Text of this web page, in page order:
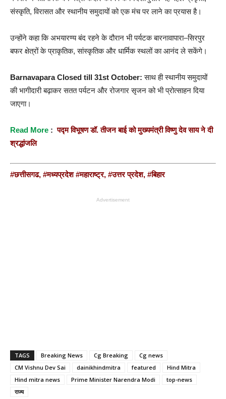
संस्कृति, विरासत और स्थानीय समुदायों को एक मंच पर लाने का प्रयास है।
उन्होंने कहा कि अभयारण्य बंद रहने के दौरान भी पर्यटक बारनावापारा–सिरपुर
बफर क्षेत्रों के प्राकृतिक, सांस्कृतिक और धार्मिक स्थलों का आनंद ले सकेंगे।
Barnavapara Closed till 31st October:साथ ही स्थानीय समुदायों
की भागीदारी बढ़ाकर सतत पर्यटन और रोजगार सृजन को भी प्रोत्साहन दिया
जाएगा।
Read More :पद्म विभूषण डॉ. तीजन बाई को मुख्यमंत्री विष्णु देव साय ने दी
श्रद्धांजलि
#छत्तीसगढ, #मध्यप्रदेश #महाराष्ट्र, #उत्तर प्रदेश, #बिहार
Advertisement
TAGS Breaking News Cg Breaking
Cg news
CM Vishnu Dev Sai
dainikhindmitra featured
Hind Mitra
Hind mitra news
Prime Minister Narendra Modi
top-news
राज्य